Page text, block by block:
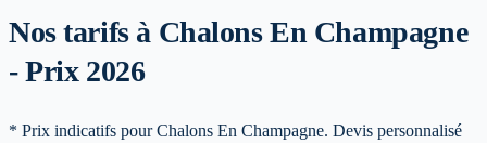
Nos tarifs à Chalons En Champagne
- Prix 2026
* Prix indicatifs pour Chalons En Champagne. Devis personnalisé